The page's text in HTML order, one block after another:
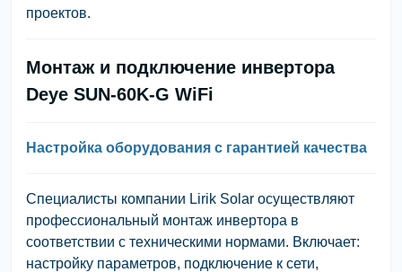
проектов.
Монтаж и подключение инвертора
Deye SUN-60K-G WiFi
Настройка оборудования с гарантией качества
Специалисты компании Lirik Solar осуществляют
профессиональный монтаж инвертора в
соответствии с техническими нормами. Включает:
настройку параметров, подключение к сети,